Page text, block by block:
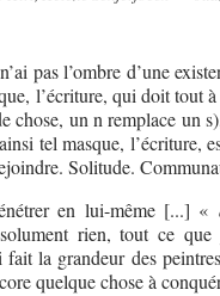
pas l’ombre d’une
l’écriture, qui doit tout
chose, un n remplace un
tel masque, l’écriture,
Solitude.
en lui-même [...] «
rien, tout ce que
la grandeur des
quelque chose à